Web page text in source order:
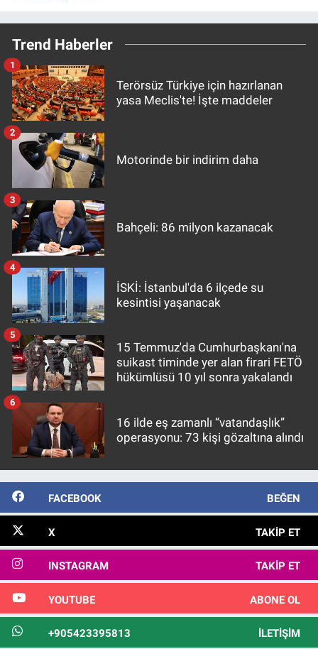
Trend Haberler
Terörsüz Türkiye için hazırlanan
yasa Meclis'te! İşte maddeler
1
Motorinde bir indirim daha
2
Bahçeli: 86 milyon kazanacak
3
İSKİ: İstanbul'da 6 ilçede su
kesintisi yaşanacak
4
15 Temmuz'da Cumhurbaşkanı'na
suikast timinde yer alan firari FETÖ
hükümlüsü 10 yıl sonra yakalandı
5
16 ilde eş zamanlı “vatandaşlık”
operasyonu: 73 kişi gözaltına alındı
6
FACEBOOK BEĞEN
X TAKIP ET
INSTAGRAM TAKIP ET
YOUTUBE ABONE OL
+905423395813 İLETIŞIM